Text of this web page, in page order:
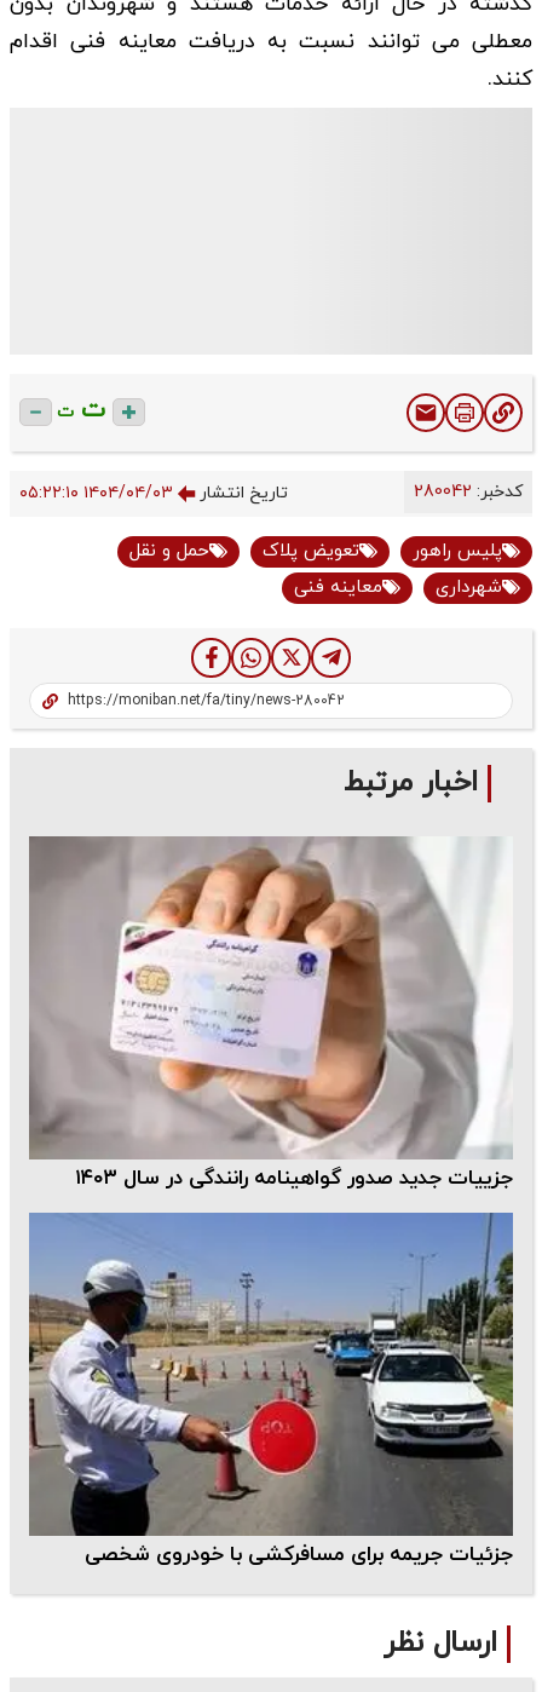
معطلی می توانند نسبت به دریافت معاینه فنی اقدام
کنند.
ت ت
کدخبر: تاریخ انتشار ۱۴۰۴/۰۴/۰۳ ۰۵:۲۲:۱۰
پلیس راهور تعویض پلاک
حمل و نقل
شهرداری
معاینه فنی
اخبار مرتبط
جزییات جدید صدور گواهینامه رانندگی در سال ۱۴۰۳
جزئیات جریمه برای مسافرکشی با خودروی شخصی
ارسال نظر